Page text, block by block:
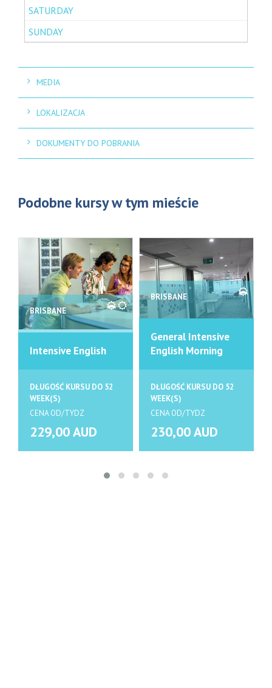
MEDIA
LOKALIZACJA
DOKUMENTY DO POBRANIA
Podobne kursy w tym mieście
BRISBANE
Intensive English
DŁUGOŚĆ KURSU DO 52
WEEK(S)
CENA OD/TYDZ
229,00 AUD
BRISBANE
General Intensive
English Morning
DŁUGOŚĆ KURSU DO 52
WEEK(S)
CENA OD/TYDZ
230,00 AUD